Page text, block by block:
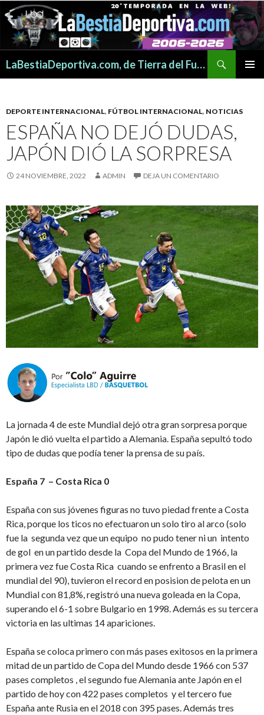
LaBestiaDeportiva.com, de Tierra del Fuego para todo el mundo
DEPORTE INTERNACIONAL, FÚTBOL INTERNACIONAL, NOTICIAS
ESPAÑA NO DEJÓ DUDAS,
JAPÓN DIÓ LA SORPRESA
24 NOVIEMBRE, 2022 ADMIN DEJA UN COMENTARIO
La jornada 4 de este Mundial dejó otra gran sorpresa porque
Japón le dió vuelta el partido a Alemania. España sepultó todo
tipo de dudas que podía tener la prensa de su país.
España 7 – Costa Rica 0
España con sus jóvenes figuras no tuvo piedad frente a Costa
Rica, porque los ticos no efectuaron un solo tiro al arco (solo
fue la segunda vez que un equipo no pudo tener ni un intento
de gol en un partido desde la Copa del Mundo de 1966, la
primera vez fue Costa Rica cuando se enfrento a Brasil en el
mundial del 90), tuvieron el record en posision de pelota en un
Mundial con 81,8%, registró una nueva goleada en la Copa,
superando el 6-1 sobre Bulgario en 1998. Además es su tercera
victoria en las ultimas 14 apariciones.
España se coloca primero con más pases exitosos en la primera
mitad de un partido de Copa del Mundo desde 1966 con 537
pases completos , el segundo fue Alemania ante Japón en el
partido de hoy con 422 pases completos y el tercero fue
España ante Rusia en el 2018 con 395 pases. Además tres